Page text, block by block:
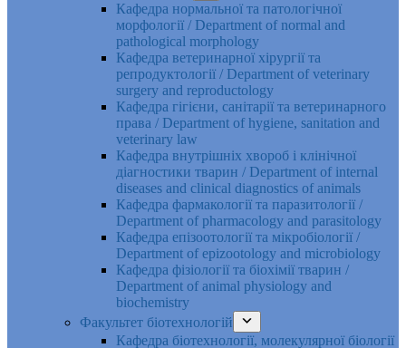
Кафедра нормальної та патологічної
морфології / Department of normal and
pathological morphology
Кафедра ветеринарної хірургії та
репродуктології / Department of veterinary
surgery and reproductology
Кафедра гігієни, санітарії та ветеринарного
права / Department of hygiene, sanitation and
veterinary law
Кафедра внутрішніх хвороб і клінічної
діагностики тварин / Department of internal
diseases and clinical diagnostics of animals
Кафедра фармакології та паразитології /
Department of pharmacology and parasitology
Кафедра епізоотології та мікробіології /
Department of epizootology and microbiology
Кафедра фізіології та біохімії тварин /
Department of animal physiology and
biochemistry
Факультет біотехнологій
Кафедра біотехнології, молекулярної біології